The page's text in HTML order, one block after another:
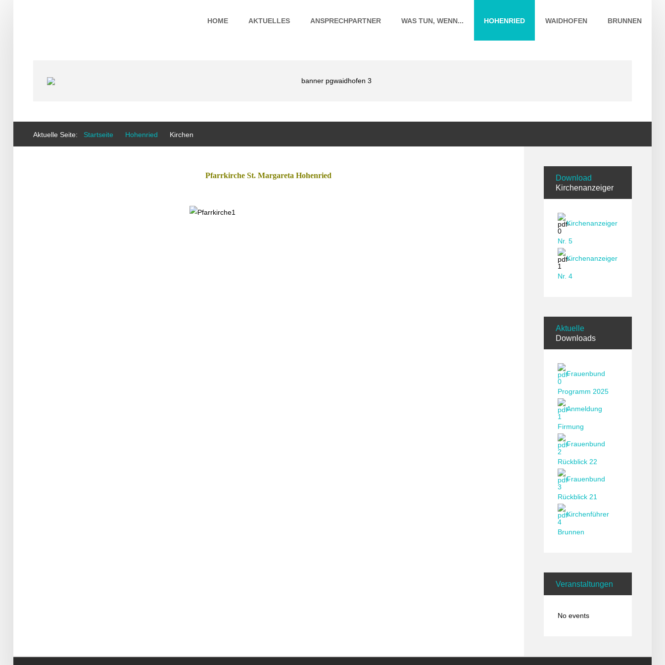
HOME AKTUELLES ANSPRECHPARTNER WAS TUN, WENN... HOHENRIED WAIDHOFEN BRUNNEN
Aktuelle Seite: Startseite Hohenried Kirchen
Pfarrkirche St. Margareta Hohenried
Download
Kirchenanzeiger
Kirchenanzeiger
Nr. 5
Kirchenanzeiger
Nr. 4
Aktuelle
Downloads
Frauenbund
Programm 2025
Anmeldung
Firmung
Frauenbund
Rückblick 22
Frauenbund
Rückblick 21
Kirchenführer
Brunnen
Veranstaltungen
No events